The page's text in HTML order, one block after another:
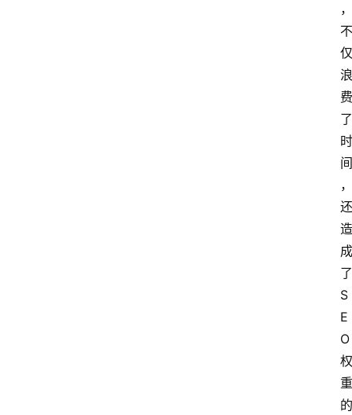
，
不
仅
浪
费
了
时
间
，
还
造
成
了
S
E
O
权
重
的